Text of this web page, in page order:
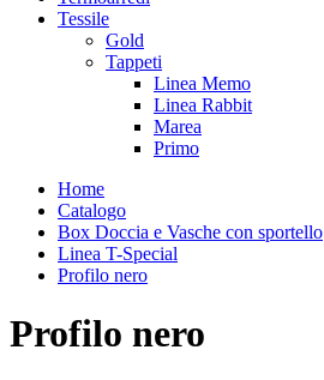
Tessile
Gold
Tappeti
Linea Memo
Linea Rabbit
Marea
Primo
Home
Catalogo
Box Doccia e Vasche con sportello
Linea T-Special
Profilo nero
Profilo nero